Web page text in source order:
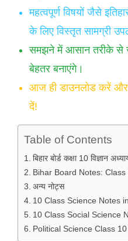
महत्वपूर्ण विषयों जैसे
के लिए विस्तृत सामग्री
समझने में आसान तरीके से
बेहतर बनाएंगे।
आज ही डाउनलोड करें और
दें!
Table of Contents
बिहार बोर्ड कक्षा 10 विज्ञान
Bihar Board Notes:
अन्य नोट्स
10 Class Science Notes
10 Class Social Science
Political Science Class